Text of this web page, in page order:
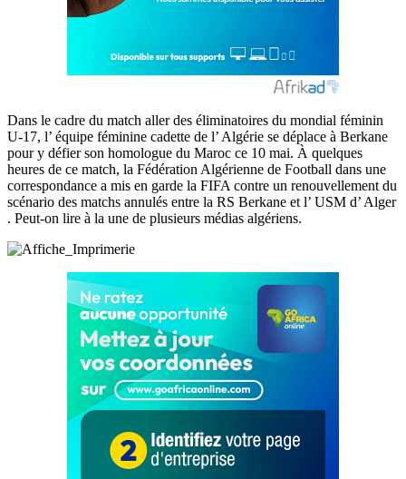
Dans le cadre du match aller des éliminatoires du mondial féminin
U-17, l’ équipe féminine cadette de l’ Algérie se déplace à Berkane
pour y défier son homologue du Maroc ce 10 mai. À quelques
heures de ce match, la Fédération Algérienne de Football dans une
correspondance a mis en garde la FIFA contre un renouvellement du
scénario des matchs annulés entre la RS Berkane et l’ USM d’ Alger
. Peut-on lire à la une de plusieurs médias algériens.